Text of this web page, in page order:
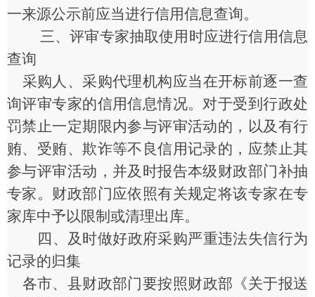
一来源公示前应当进行信用信息查询。
三、评审专家抽取使用时应进行信用信息
查询
采购人、采购代理机构应当在开标前逐一查
询评审专家的信用信息情况。对于受到行政处
罚禁止一定期限内参与评审活动的，以及有行
贿、受贿、欺诈等不良信用记录的，应禁止其
参与评审活动，并及时报告本级财政部门补抽
专家。财政部门应依照有关规定将该专家在专
家库中予以限制或清理出库。
四、及时做好政府采购严重违法失信行为
记录的归集
各市、县财政部门要按照财政部《关于报送